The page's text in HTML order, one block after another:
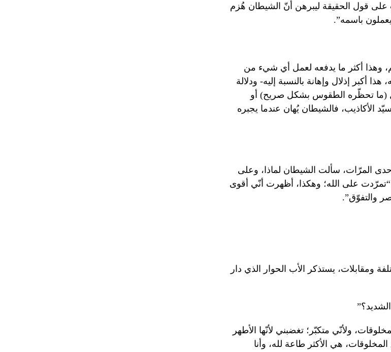
على قول الحقيقة ليبرهن أنّ الشيطان هُزم
باسمه”.
وهذا أكثر ما يدفعه لعمل أي شيء من
إذلال وإهانة بالنسبة إليه- ودلالة
(ما تحظّره الطقوس بشكل صريح) أو
فالشيطان يُهان عندما يجبره
مجلة أورلو (2009)، قال: “في إحدى المرّات، سألت الشيطان لماذا، وعلى
على الله؛ وهكذا، أظهرت أنّي أقوى
والتفوّق”.
يستذكر الأب الحوار الذي دار
ولأنّي متكبّر؛ تغضبني لأنّها الأطهر
هي الأكثر طاعة لله، وأنا